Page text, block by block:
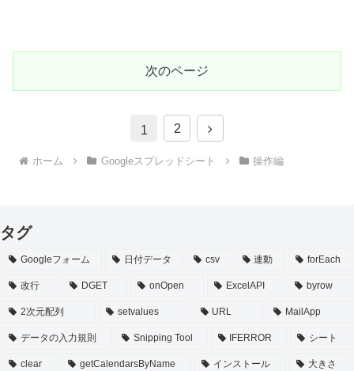
次のページ
1 2
次
へ
ホーム Googleスプレッドシート 操作編
タグ
Googleフォーム 日付データ csv 連動 forEach
改行 DGET onOpen ExcelAPI byrow
2次元配列 setvalues URL MailApp
データの入力規則 Snipping Tool IFERROR シート
clear getCalendarsByName インストール 大きさ